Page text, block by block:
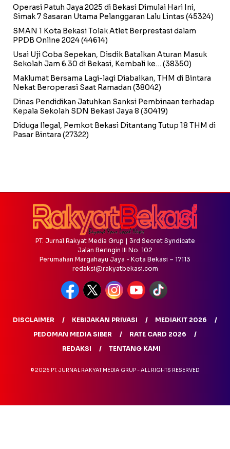
Operasi Patuh Jaya 2025 di Bekasi Dimulai Hari Ini,
Simak 7 Sasaran Utama Pelanggaran Lalu Lintas (45324)
SMAN 1 Kota Bekasi Tolak Atlet Berprestasi dalam
PPDB Online 2024(44614)
Usai Uji Coba Sepekan, Disdik Batalkan Aturan Masuk
Sekolah Jam 6.30 di Bekasi, Kembali ke… (38350)
Maklumat Bersama Lagi-lagi Diabaikan, THM di Bintara
Nekat Beroperasi Saat Ramadan (38042)
Dinas Pendidikan Jatuhkan Sanksi Pembinaan terhadap
Kepala Sekolah SDN Bekasi Jaya 8 (30419)
Diduga Ilegal, Pemkot Bekasi Ditantang Tutup 18 THM di
Pasar Bintara (27322)
PT. Jurnal Rakyat Media Grup | 3rd Secret Syndicate
Jalan Beringin III No. 102
Perumahan Margahayu Jaya - Kota Bekasi – 17113
redaksi@rakyatbekasi.com
DISCLAIMER KEBIJAKAN PRIVASI
MEDIAKIT 2026
PEDOMAN MEDIA SIBER
RATE CARD 2026
REDAKSI
TENTANG KAMI
© 2026 PT. JURNAL RAKYAT MEDIA GRUP - ALL RIGHTS RESERVED